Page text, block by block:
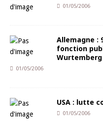
01/05/2006
Allemagne :
fonction
Wurtemberg
01/05/2006
USA : lutte
01/05/2006